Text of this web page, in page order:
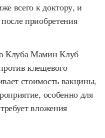
всего к доктору, и
приобретения
Клуба Мамин Клуб
клещевого
стоимость вакцины,
особенно для
вложения